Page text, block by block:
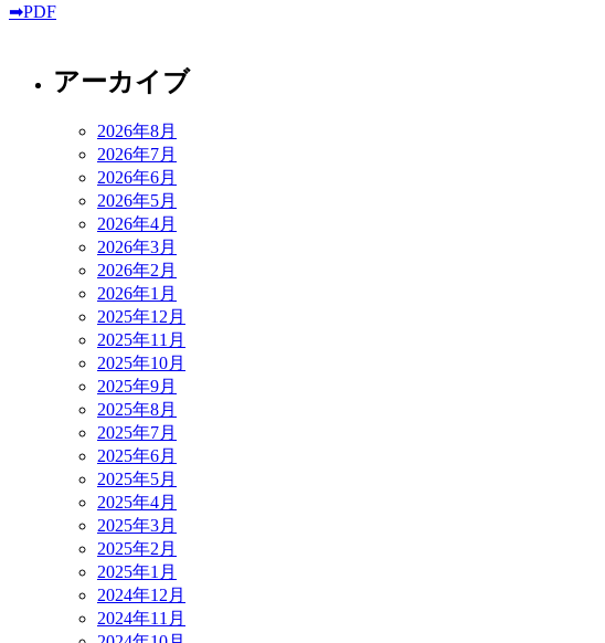
➡PDF
アーカイブ
2026年8月
2026年7月
2026年6月
2026年5月
2026年4月
2026年3月
2026年2月
2026年1月
2025年12月
2025年11月
2025年10月
2025年9月
2025年8月
2025年7月
2025年6月
2025年5月
2025年4月
2025年3月
2025年2月
2025年1月
2024年12月
2024年11月